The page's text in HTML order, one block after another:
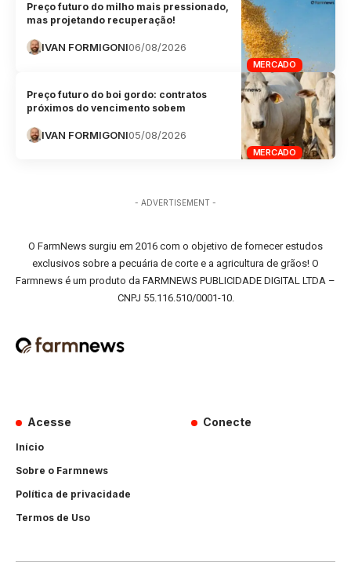
MERCADO
Preço futuro do milho mais pressionado,
mas projetando recuperação!
IVAN FORMIGONI06/08/2026
MERCADO
Preço futuro do boi gordo: contratos
próximos do vencimento sobem
IVAN FORMIGONI05/08/2026
- ADVERTISEMENT -
O FarmNews surgiu em 2016 com o objetivo de fornecer estudos
exclusivos sobre a pecuária de corte e a agricultura de grãos! O
Farmnews é um produto da FARMNEWS PUBLICIDADE DIGITAL LTDA –
CNPJ 55.116.510/0001-10.
Acesse
Início
Sobre o Farmnews
Política de privacidade
Termos de Uso
Conecte